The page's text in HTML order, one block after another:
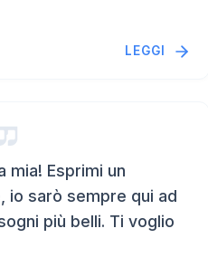
LEGGI
mia! Esprimi un
sarò sempre qui ad
più belli. Ti voglio